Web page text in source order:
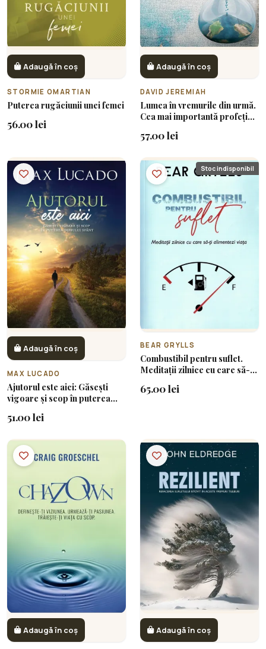
Adaugă în coș
STORMIE OMARTIAN
Puterea rugăciunii unei femei
56.00 lei
Adaugă în coș
DAVID JEREMIAH
Lumea în vremurile din urmă.
Cea mai importantă profeție
prioritățile
57.00 lei
Adaugă în coș
MAX LUCADO
Ajutorul este aici: Găsești
vigoare și scop în puterea
51.00 lei
Stoc indisponibil
BEAR GRYLLS
Combustibil pentru suflet.
Meditații zilnice cu care să-ți
65.00 lei
Adaugă în coș Adaugă în coș